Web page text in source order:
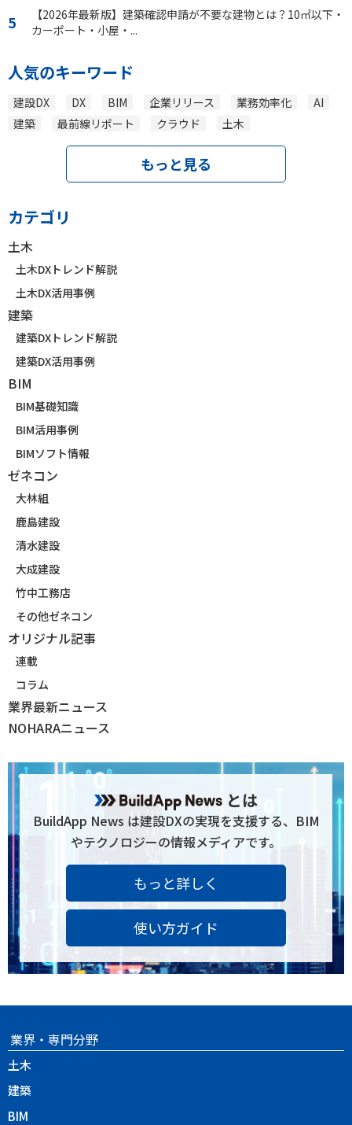
【2026年最新版】建築確認申請が不要な建物とは？10㎡以下・
カーポート・小屋・...
人気のキーワード
建設DX DX BIM 企業リリース 業務効率化
AI
建築
最前線リポート クラウド 土木
もっと見る
カテゴリ
土木
土木DXトレンド解説
土木DX活用事例
建築
建築DXトレンド解説
建築DX活用事例
BIM
BIM基礎知識
BIM活用事例
BIMソフト情報
ゼネコン
大林組
鹿島建設
清水建設
大成建設
竹中工務店
その他ゼネコン
オリジナル記事
連載
コラム
業界最新ニュース
NOHARAニュース
とは
BuildApp News は建設DXの実現を支援する、BIM
やテクノロジーの情報メディアです。
もっと詳しく
使い方ガイド
業界・専門分野
土木
建築
BIM